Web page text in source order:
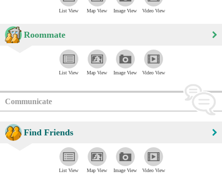
List View Map View Image View Video View
Roommate
List View Map View Image View Video View
Communicate
Find Friends
List View Map View Image View Video View